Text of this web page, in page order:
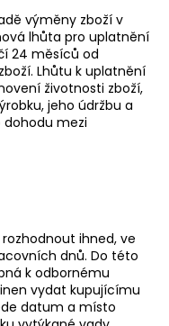
výměny zboží v
lhůta pro uplatnění
24 měsíců od
Lhůtu k uplatnění
životnosti zboží,
jeho údržbu a
mezi
ihned, ve
dnů. Do této
k odbornému
vydat kupujícímu
datum a místo